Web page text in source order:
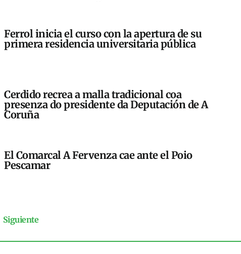
Ferrol inicia el curso con la apertura de su
primera residencia universitaria pública
Cerdido recrea a malla tradicional coa
presenza do presidente da Deputación de A
Coruña
El Comarcal A Fervenza cae ante el Poio
Pescamar
Siguiente